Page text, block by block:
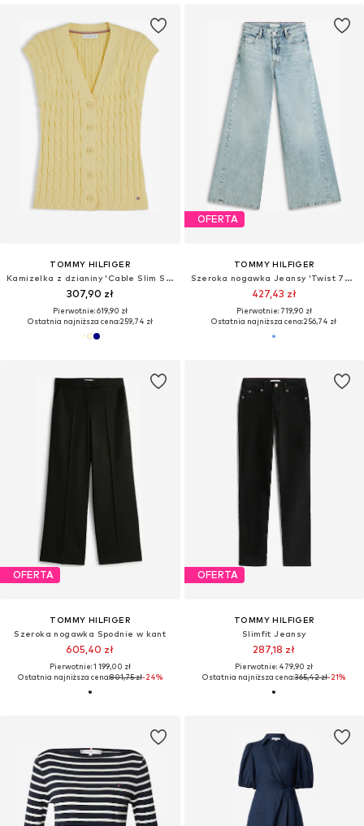
TOMMY HILFIGER
Kamizelka z dzianiny 'Cable Slim Sleeve'
307,90 zł
Pierwotnie: 619,90 zł
Ostatnia najniższa cena:259,74 zł
OFERTA
TOMMY HILFIGER
Szeroka nogawka Jeansy 'Twist 70's'
427,43 zł
Pierwotnie: 719,90 zł
Ostatnia najniższa cena:256,74 zł
OFERTA
TOMMY HILFIGER
Szeroka nogawka Spodnie w kant
605,40 zł
Pierwotnie: 1 199,00 zł
Ostatnia najniższa cena:801,75 zł-24%
OFERTA
TOMMY HILFIGER
Slimfit Jeansy
287,18 zł
Pierwotnie: 479,90 zł
Ostatnia najniższa cena:365,42 zł-21%